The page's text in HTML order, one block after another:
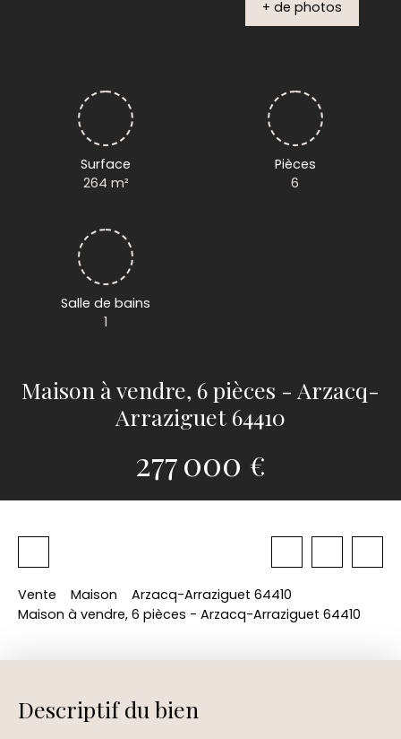
+ de photos
Surface
264 m²
Pièces
6
Salle de bains
1
Maison à vendre, 6 pièces - Arzacq-
Arraziguet 64410
277 000 €
Vente Maison
Arzacq-Arraziguet 64410
Maison à vendre, 6 pièces - Arzacq-Arraziguet 64410
Descriptif du bien